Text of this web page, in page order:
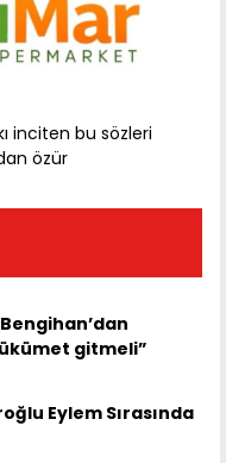
inciten bu sözleri
özür
gitmeli”
Eylem Sırasında